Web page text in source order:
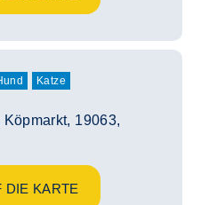
Katze
19063,
DIE KARTE